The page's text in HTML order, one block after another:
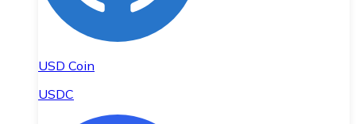
USD Coin
USDC